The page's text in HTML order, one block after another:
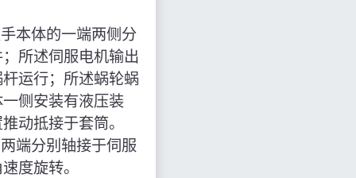
本体的一端两侧分
所述伺服电机输出
运行；所述蜗轮蜗
侧安装有液压装
动抵接于套筒。
端分别轴接于伺服
度旋转。